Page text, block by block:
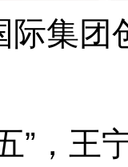
际集团
”，王